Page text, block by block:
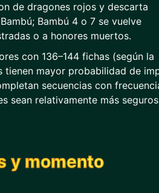
de dragones rojos y descarta
Bambú 4 o 7 se vuelve
o a honores muertos.
con 136–144 fichas (según la
tienen mayor probabilidad de
secuencias con
sean relativamente más
y momento